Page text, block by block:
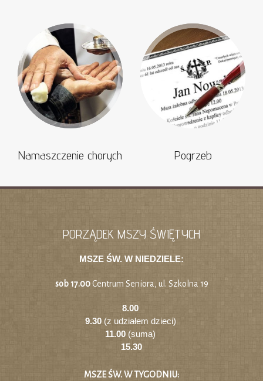
Namaszczenie chorych Pogrzeb
PORZĄDEK MSZY ŚWIĘTYCH
MSZE ŚW. W NIEDZIELE:
sob 17.00Centrum Seniora, ul. Szkolna 19
8.00
9.30(z udziałem dzieci)
11.00 (suma)
15.30
MSZE ŚW. W TYGODNIU: